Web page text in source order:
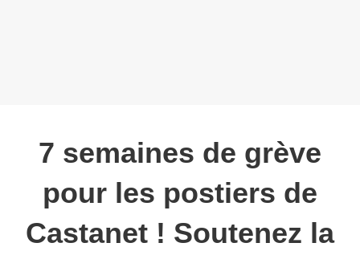
7 semaines de grève
pour les postiers de
Castanet ! Soutenez la